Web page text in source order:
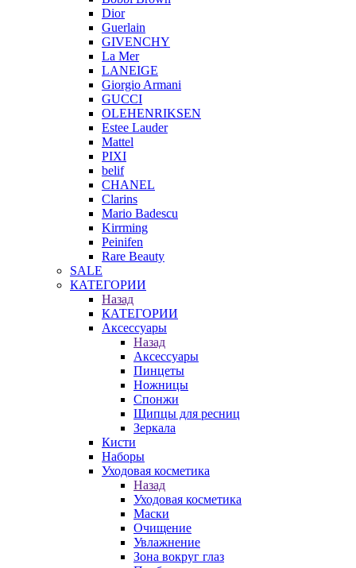
Dior
Guerlain
GIVENCHY
La Mer
LANEIGE
Giorgio Armani
GUCCI
OLEHENRIKSEN
Estee Lauder
Mattel
PIXI
belif
CHANEL
Clarins
Mario Badescu
Kirrming
Peinifen
Rare Beauty
SALE
КАТЕГОРИИ
Назад
КАТЕГОРИИ
Аксессуары
Назад
Аксессуары
Пинцеты
Ножницы
Спонжи
Щипцы для ресниц
Зеркала
Кисти
Наборы
Уходовая косметика
Назад
Уходовая косметика
Маски
Очищение
Увлажнение
Зона вокруг глаз